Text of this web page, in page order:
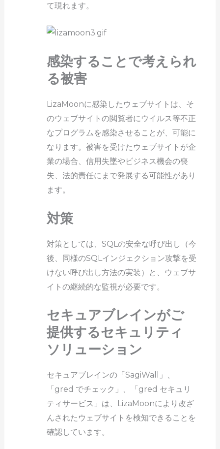
て現れます。
感染することで考えられ
る被害
LizaMoonに感染したウェブサイトは、そ
のウェブサイトの閲覧者にウイルス等不正
なプログラムを感染させることが、可能に
なります。被害を受けたウェブサイトが企
業の場合、信用失墜やビジネス機会の喪
失、法的責任にまで発展する可能性があり
ます。
対策
対策としては、SQLの安全な呼び出し（今
後、同様のSQLインジェクション攻撃を受
けない呼び出し方法の実装）と、ウェブサ
イトの継続的な監視が必要です。
セキュアブレインがご
提供するセキュリティ
ソリューション
セキュアブレインの「SagiWall」、
「gred でチェック」、「gred セキュリ
ティサービス」は、LizaMoonにより改ざ
んされたウェブサイトを検知できることを
確認しています。